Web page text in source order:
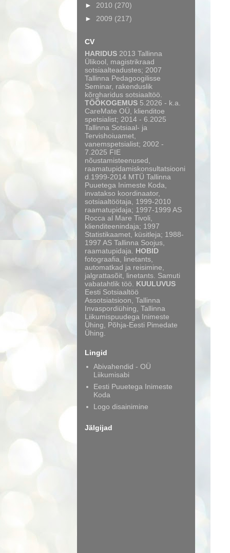
► 2010 (270)
► 2009 (217)
CV
HARIDUS 2013 Tallinna
Ülikool, magistrikraad
sotsiaalteadustes; 2007
Tallinna Pedagoogilisse
Seminar, rakenduslik
kõrgharidus sotsiaaltöö.
TÖÖKOGEMUS 5.2026 - k.a.
CareMate OÜ, klienditoe
spetsialist; 2014 - 6.2025
Tallinna Sotsiaal- ja
Tervishoiuamet,
vanemspetsialist; 2002 -
7.2025 FIE
nõustamisteenused,
raamatupidamiskonsultatsiooni
d.1999-2014 MTÜ Tallinna
Puuetega Inimeste Koda,
invatakso koordinaator,
sotsiaaltöötaja, 1999-2010
raamatupidaja; 1997-1999 AS
Rocca al Mare Tivoli,
klienditeenindaja; 1997
Statistikaamet, küsitleja; 1988-
1997 AS Tallinna Soojus,
raamatupidaja. HOBID
fotograafia, linetants,
automatkad ja reisimine,
jalgrattasõit, linetants. Samuti
vabatahtlik töö. KUULUVUS
Eesti Sotsiaaltöö
Assotsiatsioon, Tallinna
Invaspordiühing, Tallinna
Liikumispuudega Inimeste
Ühing, Põhja-Eesti Pimedate
Ühing.
Lingid
Abivahendid - OÜ
Liikumisabi
Eesti Puuetega Inimeste
Koda
Logo disainimine
Jälgijad